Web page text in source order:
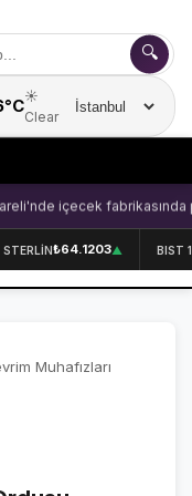
🔍
☀️
Clear
içecek fabrikasında
STERLİN₺64.1203▲ BIST
Muhafızları